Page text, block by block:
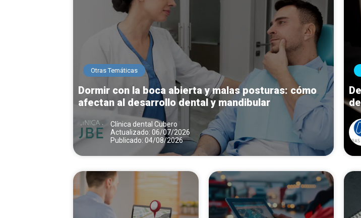
Otras Temáticas
Dormir con la boca abierta y malas posturas: cómo
afectan al desarrollo dental y mandibular
Clínica dental Cubero
Actualizado: 06/07/2026
Publicado: 04/08/2026